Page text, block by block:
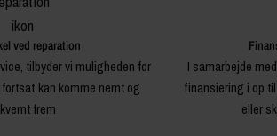
ved reparation
tilbyder vi muligheden for
kan komme nemt og
frem
I samarbejde
finansiering i op
eller